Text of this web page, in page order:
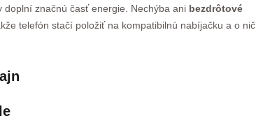
doplní značnú časť energie. Nechýba ani bezdrôtové
telefón stačí položiť na kompatibilnú nabíjačku a o nič